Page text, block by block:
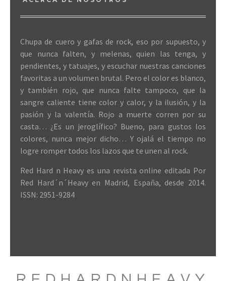
Chupa de cuero y gafas de rock, eso por supuesto, y
que nunca falten, y melenas, quien las tenga, y
pendientes, y tatuajes, y escuchar nuestras canciones
favoritas a un volumen brutal. Pero el color es blanco,
y también rojo, que nunca falte tampoco, que la
sangre caliente tiene color y calor, y la ilusión, y la
pasión y la valentía. Rojo a muerte corren por su
casta… ¿Es un jeroglífico? Bueno, para gustos los
colores, nunca mejor dicho… Y ojalá el tiempo no
logre romper todos los lazos que te unen al rock.
Red Hard n Heavy es una revista online editada Por
Red Hard´n´Heavy en Madrid, España, desde 2014.
ISSN: 2951-9284